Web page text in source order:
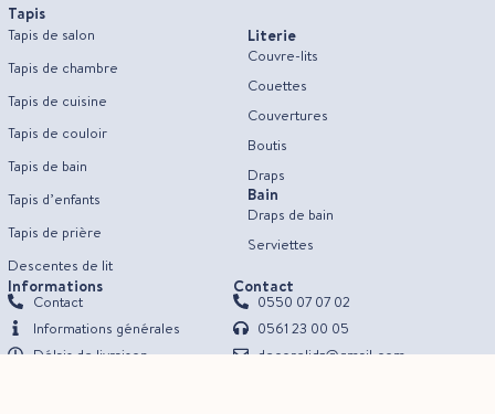
Tapis
Tapis de salon
Tapis de chambre
Tapis de cuisine
Tapis de couloir
Tapis de bain
Tapis d’enfants
Tapis de prière
Descentes de lit
Literie
Couvre-lits
Couettes
Couvertures
Boutis
Draps
Bain
Draps de bain
Serviettes
Informations
Contact
Informations générales
Délais de livraison
Contact
0550 07 07 02
0561 23 00 05
decorelidz@gmail.com